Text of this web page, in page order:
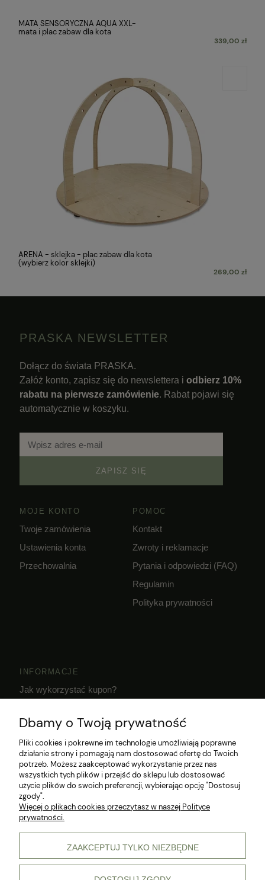
MATA SENSORYCZNA AQUA XXL-
mata i plac zabaw dla kota
339,00 zł
ARENA - sklejka - plac zabaw dla kota
(wybierz kolor sklejki)
269,00 zł
PRASKA NEWSLETTER
Dołącz do świata PRASKA.
Załóż konto, zapisz się do newslettera i odbierz 10%
rabatu na pierwsze zamówienie. Rabat pojawi się
automatycznie w koszyku.
ZAPISZ SIĘ
MOJE KONTO
Twoje zamówienia
Ustawienia konta
Przechowalnia
POMOC
Kontakt
Zwroty i reklamacje
Pytania i odpowiedzi (FAQ)
Regulamin
Polityka prywatności
INFORMACJE
Jak wykorzystać kupon?
Klub Hodowcy VIP
© 2026 Wszelkie prawa zastrzeżone
Dbamy o Twoją prywatność
Pliki cookies i pokrewne im technologie umożliwiają poprawne
działanie strony i pomagają nam dostosować ofertę do Twoich
potrzeb. Możesz zaakceptować wykorzystanie przez nas
wszystkich tych plików i przejść do sklepu lub dostosować
użycie plików do swoich preferencji, wybierając opcję "Dostosuj
zgody".
Więcej o plikach cookies przeczytasz w naszej Polityce
prywatności.
ZAAKCEPTUJ TYLKO NIEZBĘDNE